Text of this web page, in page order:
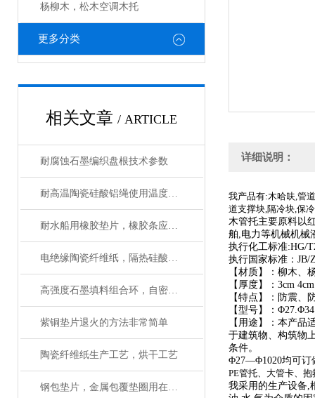
杨柳木，松木空调木托
更多分类
相关文章 / ARTICLE
耐腐蚀石墨编织盘根技术参数
耐高温陶瓷硅酸铝绳使用温度多少
耐水船用橡胶垫片，橡胶条应用及使用
电绝缘陶瓷纤维纸，隔热硅酸铝纸*
高强度石墨填料组合环，自密封石墨环厂家
紫铜垫片退火的方法非常简单
陶瓷纤维纸生产工艺，烘干工艺
钢包垫片，金属包覆垫圈用在哪里合适
详细说明：
我产品有:木哈呋,管
道支撑块,隔冷块,保
木管托主要原料以
舶,电力等机械机械
执行化工标准:HG/
执行国家标准：JB/
【材质】：柳木、
【厚度】：3cm
【特点】：防震、
【型号】：
【用途】：本产
于建筑物、构筑物
条件。
Φ27—Φ1020均可订
PE管托、大管卡、
我采用的生产设备,